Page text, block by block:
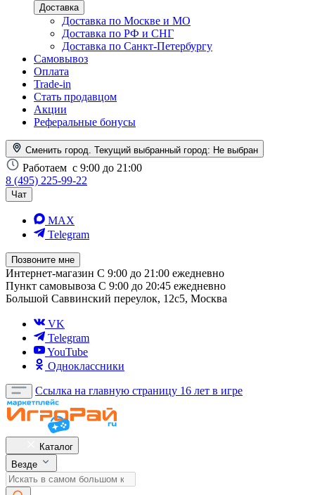
Доставка
Доставка по Москве и МО
Доставка по РФ и СНГ
Доставка по Санкт-Петербургу
Самовывоз
Оплата
Trade-in
Стать продавцом
Акции
Реферальные бонусы
Сменить город. Текущий выбранный город: Не выбран
Работаем с 9:00 до 21:00
8 (495) 225-99-22
Чат
MAX
Telegram
Позвоните мне
Интернет-магазин С 9:00 до 21:00 ежедневно
Пункт самовывоза С 9:00 до 20:45 ежедневно
Большой Саввинский переулок, 12с5, Москва
VK
Telegram
YouTube
Одноклассники
Ссылка на главную страницу 16 лет в игре
Каталог
Везде